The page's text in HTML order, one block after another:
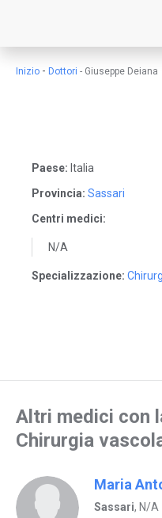
Inizio - Dottori - Giuseppe Deiana
Paese: Italia
Provincia: Sassari
Centri medici:
N/A
Specializzazione:
Altri medici con
Chirurgia
Maria
Sassari, N/A